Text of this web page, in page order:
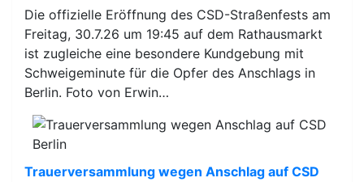
Die offizielle Eröffnung des CSD-Straßenfests am
Freitag, 30.7.26 um 19:45 auf dem Rathausmarkt
ist zugleiche eine besondere Kundgebung mit
Schweigeminute für die Opfer des Anschlags in
Berlin. Foto von Erwin…
Trauerversammlung wegen Anschlag auf CSD